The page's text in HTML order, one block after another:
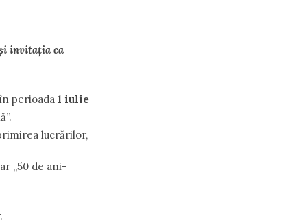
invitația ca
perioada 1 iulie
lucrărilor,
„50 de ani-